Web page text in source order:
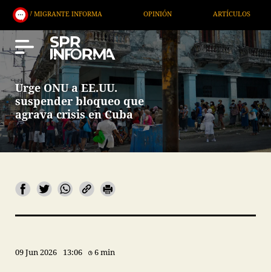
INFORMA OPINIÓN ARTÍCULOS ARTE /
Urge ONU a EE.UU.
suspender bloqueo que
agrava crisis en Cuba
09 Jun 2026 13:06 6 min